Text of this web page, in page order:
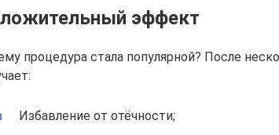
эффект
процедура стала популярной? После
Избавление от отёчности;